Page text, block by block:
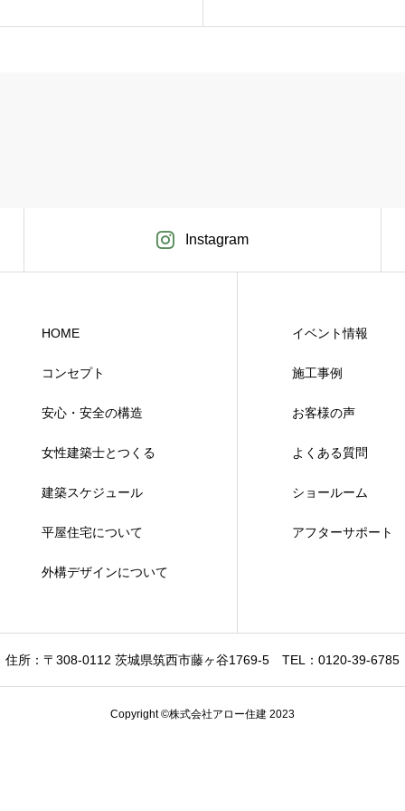
Instagram
HOME
コンセプト
安心・安全の構造
女性建築士とつくる
建築スケジュール
平屋住宅について
外構デザインについて
イベント情報
施工事例
お客様の声
よくある質問
ショールーム
アフターサポート
住所：〒308-0112 茨城県筑西市藤ヶ谷1769-5 TEL：0120-39-6785
Copyright ©株式会社アロー住建 2023